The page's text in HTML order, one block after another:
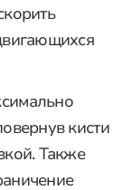
кисти
Также